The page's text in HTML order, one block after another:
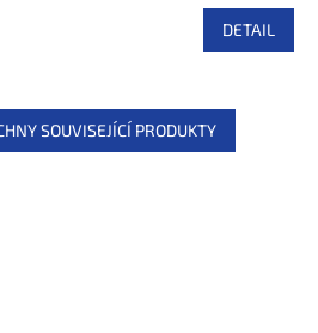
DETAIL
SOUVISEJÍCÍ PRODUKTY